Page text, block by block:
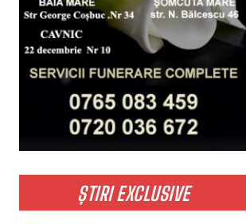
ȘTIRI EXCLUSIVE